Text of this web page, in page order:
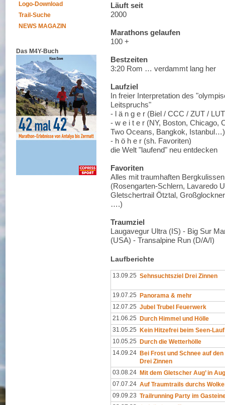
Logo-Download
Trail-Suche
NEWS MAGAZIN
Das M4Y-Buch
Läuft seit
2000
Marathons gelaufen
100 +
Bestzeiten
3:20 Rom … verdammt lang her
Laufziel
In freier Interpretation des
Leitspruchs"
- l ä n g e r (Biel / CCC / ZUT /
- w e i t e r (NY, Boston, Chicago,
Two Oceans, Bangkok, Istanbul…)
- h ö h e r (sh. Favoriten)
die Welt "laufend" neu entdecken
Favoriten
Alles mit traumhaften Bergkulissen
(Rosengarten-Schlern, Lavaredo
Gletschertrail Ötztal,
….)
Traumziel
Laugavegur Ultra (IS) - Big Sur
(USA) - Transalpine Run (D/A/I)
Laufberichte
13.09.25 Sehnsuchtsziel Drei Zinnen
19.07.25
Panorama & mehr
12.07.25 Jubel Trubel Feuerwerk
21.06.25
Durch Himmel und Hölle
31.05.25
Kein Hitzefrei beim Seen-Lauf
10.05.25
Durch die Wetterhölle
14.09.24 Bei Frost und Schnee auf
Drei Zinnen
03.08.24 Mit dem Gletscher Aug’ in
07.07.24 Auf Traumtrails durchs
09.09.23 Trailrunning Party im